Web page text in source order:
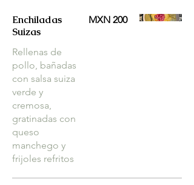
Enchiladas
Suizas
Rellenas de
pollo, bañadas
con salsa suiza
verde y
cremosa,
gratinadas con
queso
manchego y
frijoles refritos
MXN 200